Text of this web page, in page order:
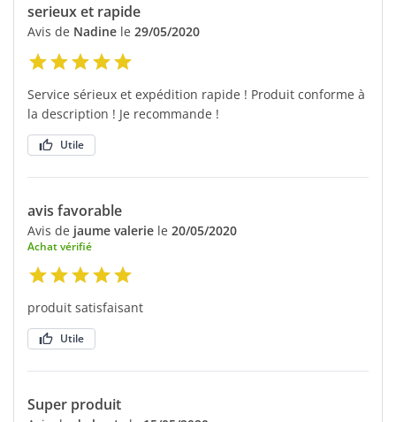
serieux et rapide
Avis de Nadine le 29/05/2020
Service sérieux et expédition rapide ! Produit conforme à
la description ! Je recommande !
Utile
avis favorable
Avis de jaume valerie le 20/05/2020
Achat vérifié
produit satisfaisant
Utile
Super produit